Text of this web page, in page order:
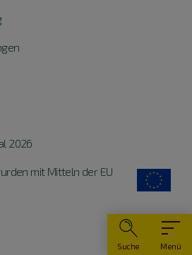
Menü
Suche
2026
mit Mitteln der EU